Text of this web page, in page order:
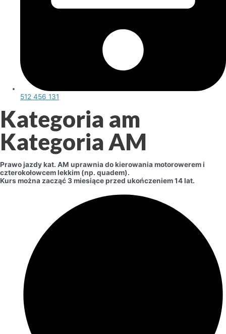
512 456 131
Kategoria am
Kategoria AM
Prawo jazdy kat. AM uprawnia do kierowania motorowerem i
czterokołowcem lekkim (np. quadem).
Kurs można zacząć 3 miesiące przed ukończeniem 14 lat.